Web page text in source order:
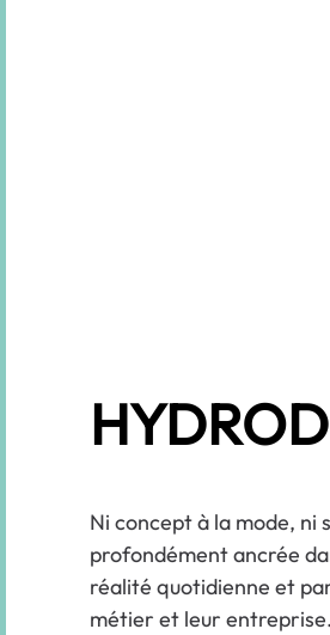
Ni concept à la mode,
profondément ancrée
réalité quotidienne et
métier et leur entreprise.